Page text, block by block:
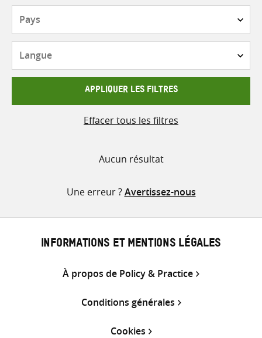
APPLIQUER LES FILTRES
Effacer tous les filtres
Aucun résultat
Une erreur ?Avertissez-nous
INFORMATIONS ET MENTIONS LÉGALES
À propos de Policy & Practice
Conditions générales
Cookies